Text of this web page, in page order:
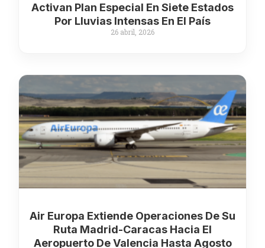
Activan Plan Especial En Siete Estados
Por Lluvias Intensas En El País
26 abril, 2026
Air Europa Extiende Operaciones De Su
Ruta Madrid-Caracas Hacia El
Aeropuerto De Valencia Hasta Agosto